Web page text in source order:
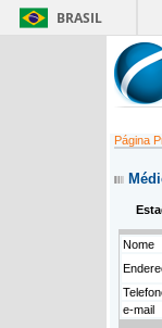
BRASIL
Página
Nome
e-mail